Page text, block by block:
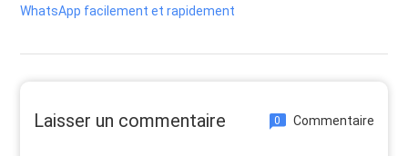
WhatsApp facilement et rapidement
Laisser un commentaire 0 Commentaire